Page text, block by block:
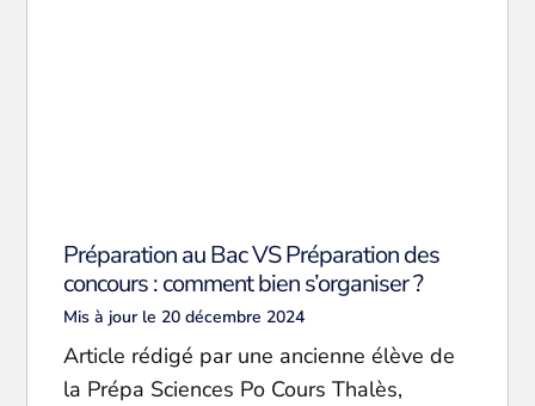
Préparation au Bac VS Préparation des
concours : comment bien s’organiser ?
Mis à jour le 20 décembre 2024
Article rédigé par une ancienne élève de
la Prépa Sciences Po Cours Thalès,